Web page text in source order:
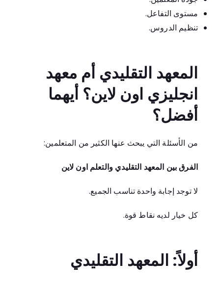
مستوى التفاعل.
تنظيم الدروس.
المعهد التقليدي أم معهد
انجليزي اون لاين؟ أيهما
أفضل؟
من الأسئلة التي يبحث عنها الكثير من المتعلمين:
الفرق بين المعهد التقليدي والتعلم اون لاين
لا توجد إجابة واحدة تناسب الجميع.
كل خيار لديه نقاط قوة.
أولاً: المعهد التقليدي